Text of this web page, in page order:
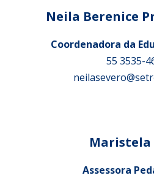
Neila Berenice
Coordenadora da
55 3535-
Maristela
Assessora